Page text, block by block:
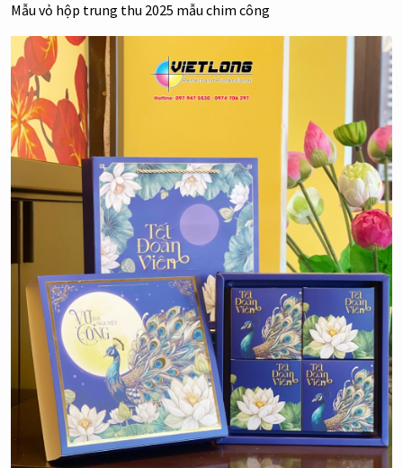
Mẫu vỏ hộp trung thu 2025 mẫu chim công